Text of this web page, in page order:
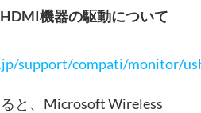
機器の駆動について
support/compati/monitor/
と、Microsoft Wireless